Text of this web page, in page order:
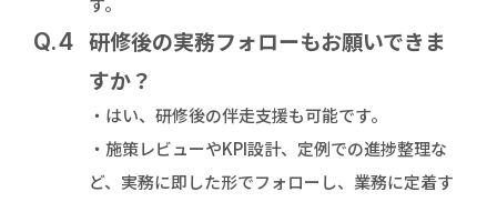
Q.4 研修後の実務フォローもお願いできま
すか？
・はい、研修後の伴走支援も可能です。
・施策レビューやKPI設計、定例での進捗整理な
ど、実務に即した形でフォローし、業務に定着す